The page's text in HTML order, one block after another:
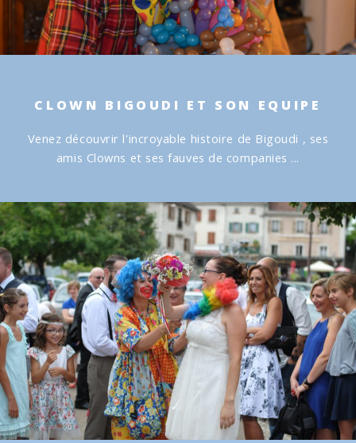
CLOWN BIGOUDI ET SON EQUIPE
Venez découvrir l'incroyable histoire de Bigoudi , ses
amis Clowns et ses fauves de companies ...